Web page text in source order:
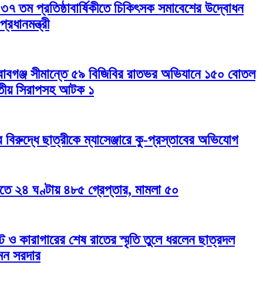
তম প্রতিষ্ঠাবার্ষিকীতে চিকিৎসক সমাবেশের উদ্বোধন
সীমান্তে ৫৯ বিজিবির রাতভর অভিযানে ১৫০ বোতল
সিরাপসহ আটক ১
বিরুদ্ধে ছাত্রীকে ম্যাসেঞ্জারে কু-প্রস্তাবের অভিযোগ
২৪ ঘণ্টায় ৪৮৫ গ্রেপ্তার, মামলা ৫০
কারাগারের শেষ রাতের স্মৃতি তুলে ধরলেন ছাত্রদল
সরদার